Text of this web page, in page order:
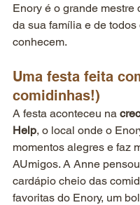
Enory é o grande mestre
da sua família e de todos
conhecem.
Uma festa feita
comidinhas!)
A festa aconteceu na
Help, o local onde o
momentos alegres e faz
AUmigos. A Anne
cardápio cheio das
favoritas do Enory, um